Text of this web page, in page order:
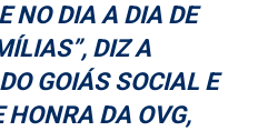
NO DIA A DIA DE
DIZ A
GOIÁS SOCIAL E
HONRA DA OVG,